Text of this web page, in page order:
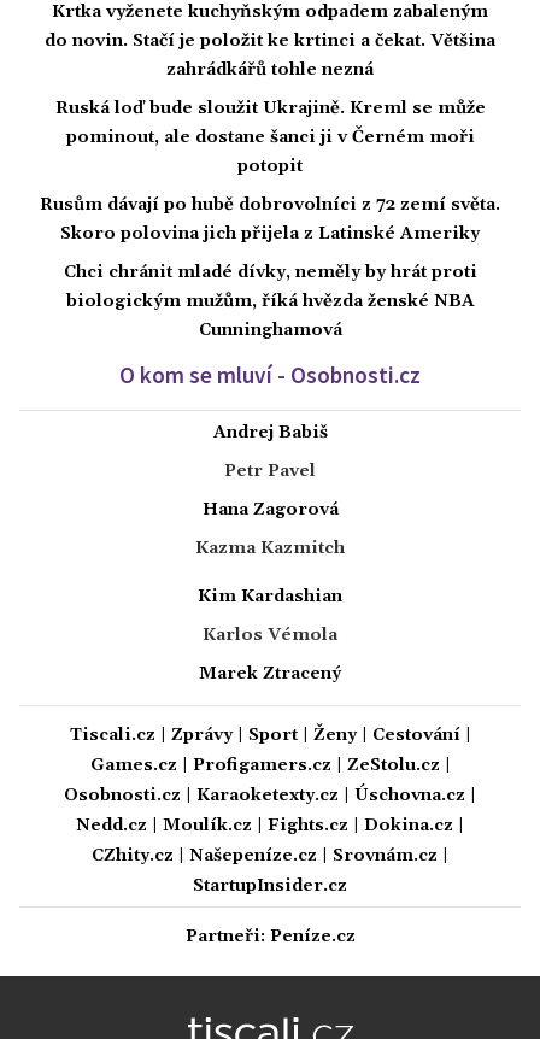
Krtka vyženete kuchyňským odpadem zabaleným
do novin. Stačí je položit ke krtinci a čekat. Většina
zahrádkářů tohle nezná
Ruská loď bude sloužit Ukrajině. Kreml se může
pominout, ale dostane šanci ji v Černém moři
potopit
Rusům dávají po hubě dobrovolníci z 72 zemí světa.
Skoro polovina jich přijela z Latinské Ameriky
Chci chránit mladé dívky, neměly by hrát proti
biologickým mužům, říká hvězda ženské NBA
Cunninghamová
O kom se mluví - Osobnosti.cz
Andrej Babiš
Petr Pavel
Hana Zagorová
Kazma Kazmitch
Kim Kardashian
Karlos Vémola
Marek Ztracený
Tiscali.cz Zprávy| Sport| Ženy| Cestování|
Games.cz
Profigamers.cz ZeStolu.cz
Osobnosti.cz
Karaoketexty.cz Úschovna.cz
Nedd.cz
Moulík.cz Fights.cz Dokina.cz
CZhity.cz
Našepeníze.cz Srovnám.cz
StartupInsider.cz
Partneři: Peníze.cz